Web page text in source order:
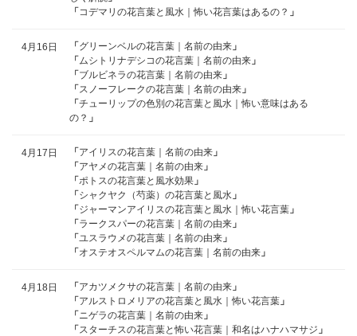
「コデマリの花言葉と風水｜怖い花言葉はあるの？ 」
4月16日 「グリーンベルの花言葉｜名前の由来 」
「ムシトリナデシコの花言葉｜名前の由来 」
「ブルビネラの花言葉｜名前の由来 」
「スノーフレークの花言葉｜名前の由来 」
「チューリップの色別の花言葉と風水｜怖い意味はある
の？ 」
4月17日 「アイリスの花言葉｜名前の由来 」
「アヤメの花言葉｜名前の由来 」
「ポトスの花言葉と風水効果 」
「シャクヤク（芍薬）の花言葉と風水 」
「ジャーマンアイリスの花言葉と風水｜怖い花言葉 」
「ラークスパーの花言葉｜名前の由来 」
「ユスラウメの花言葉｜名前の由来 」
「オステオスペルマムの花言葉｜名前の由来 」
4月18日 「アカツメクサの花言葉｜名前の由来 」
「アルストロメリアの花言葉と風水｜怖い花言葉 」
「ニゲラの花言葉｜名前の由来 」
「スターチスの花言葉と怖い花言葉｜和名はハナハマサジ 」